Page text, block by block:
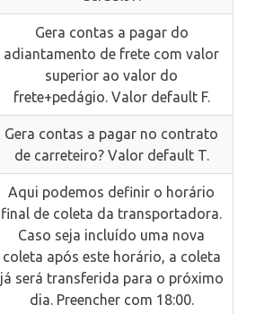
Gera contas a pagar do
adiantamento de frete com valor
superior ao valor do
frete+pedágio. Valor default F.
Gera contas a pagar no contrato
de carreteiro? Valor default T.
Aqui podemos definir o horário
final de coleta da transportadora.
Caso seja incluído uma nova
coleta após este horário, a coleta
já será transferida para o próximo
dia. Preencher com 18:00.